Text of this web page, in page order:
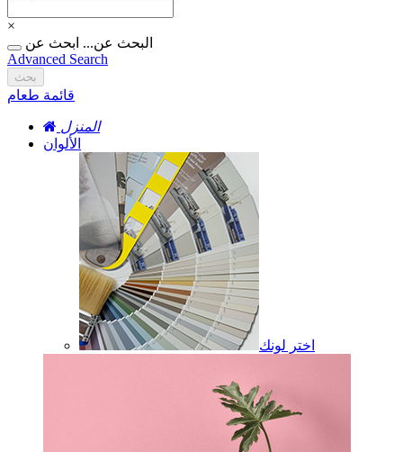
×
البحث عن... ابحث عن
Advanced Search
بحث
قائمة طعام
المنزل
الألوان
اختر لونك